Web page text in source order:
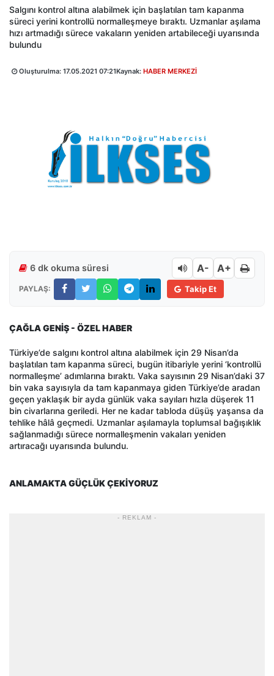
Salgını kontrol altına alabilmek için başlatılan tam kapanma
süreci yerini kontrollü normalleşmeye bıraktı. Uzmanlar aşılama
hızı artmadığı sürece vakaların yeniden artabileceği uyarısında
bulundu
Oluşturulma: 17.05.2021 07:21Kaynak: HABER MERKEZİ
6 dk okuma süresi A- A+
PAYLAŞ: Takip Et
ÇAĞLA GENİŞ - ÖZEL HABER
Türkiye’de salgını kontrol altına alabilmek için 29 Nisan’da
başlatılan tam kapanma süreci, bugün itibariyle yerini ‘kontrollü
normalleşme’ adımlarına bıraktı. Vaka sayısının 29 Nisan’daki 37
bin vaka sayısıyla da tam kapanmaya giden Türkiye’de aradan
geçen yaklaşık bir ayda günlük vaka sayıları hızla düşerek 11
bin civarlarına geriledi. Her ne kadar tabloda düşüş yaşansa da
tehlike hâlâ geçmedi. Uzmanlar aşılamayla toplumsal bağışıklık
sağlanmadığı sürece normalleşmenin vakaları yeniden
artıracağı uyarısında bulundu.
ANLAMAKTA GÜÇLÜK ÇEKİYORUZ
- REKLAM -